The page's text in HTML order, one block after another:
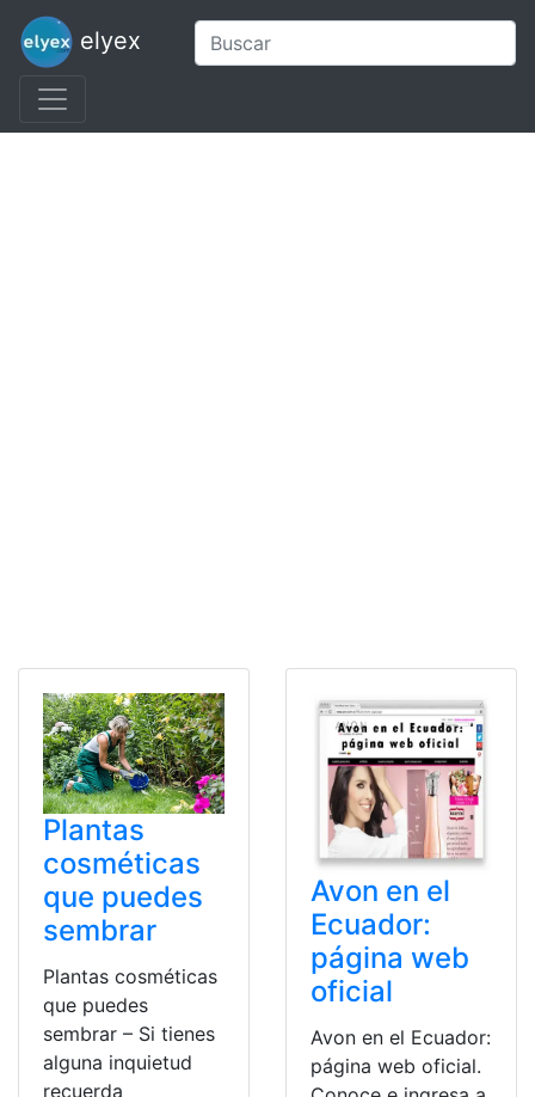
elyex
Plantas
cosméticas
que puedes
sembrar
Plantas cosméticas
que puedes
sembrar – Si tienes
alguna inquietud
recuerda
Avon en el
Ecuador:
página web
oficial
Avon en el Ecuador:
página web oficial.